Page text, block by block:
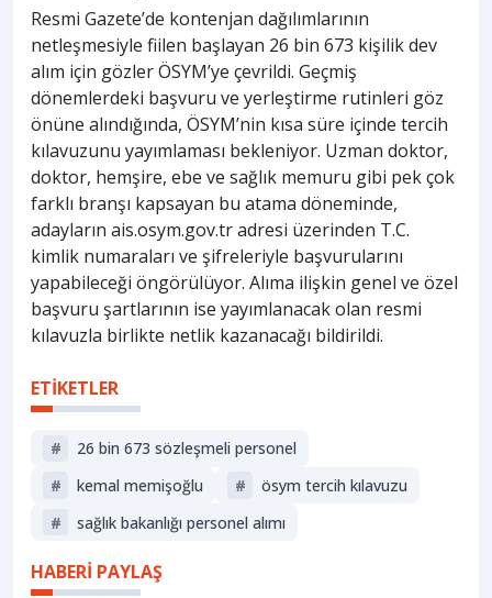
Resmi Gazete’de kontenjan dağılımlarının
netleşmesiyle fiilen başlayan 26 bin 673 kişilik dev
alım için gözler ÖSYM’ye çevrildi. Geçmiş
dönemlerdeki başvuru ve yerleştirme rutinleri göz
önüne alındığında, ÖSYM’nin kısa süre içinde tercih
kılavuzunu yayımlaması bekleniyor. Uzman doktor,
doktor, hemşire, ebe ve sağlık memuru gibi pek çok
farklı branşı kapsayan bu atama döneminde,
adayların ais.osym.gov.tr adresi üzerinden T.C.
kimlik numaraları ve şifreleriyle başvurularını
yapabileceği öngörülüyor. Alıma ilişkin genel ve özel
başvuru şartlarının ise yayımlanacak olan resmi
kılavuzla birlikte netlik kazanacağı bildirildi.
ETİKETLER
#
26 bin 673 sözleşmeli personel
#
kemal memişoğlu #
ösym tercih kılavuzu
#
sağlık bakanlığı personel alımı
HABERİ PAYLAŞ